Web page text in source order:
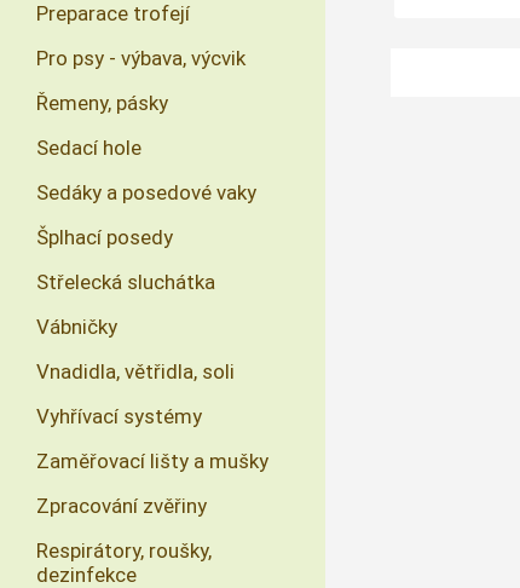
Preparace trofejí
Pro psy - výbava, výcvik
Řemeny, pásky
Sedací hole
Sedáky a posedové vaky
Šplhací posedy
Střelecká sluchátka
Vábničky
Vnadidla, větřidla, soli
Vyhřívací systémy
Zaměřovací lišty a mušky
Zpracování zvěřiny
Respirátory, roušky,
dezinfekce